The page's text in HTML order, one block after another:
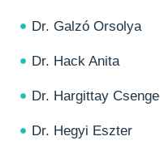
Dr. Galzó Orsolya
Dr. Hack Anita
Dr. Hargittay Csenge
Dr. Hegyi Eszter